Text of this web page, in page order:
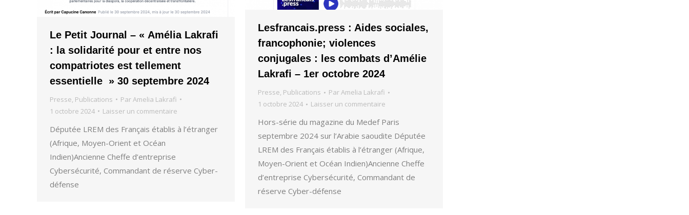
Le Petit Journal – « Amélia Lakrafi
: la solidarité pour et entre nos
compatriotes est tellement
essentielle » 30 septembre 2024
Presse Publications Par Amelia Lakrafi
1 octobre 2024
Laisser un commentaire
Députée LREM des Français établis à l’étranger
(Afrique, Moyen-Orient et Océan
Indien)Ancienne Cheffe d’entreprise
Cybersécurité, Commandant de réserve Cyber-
défense
Lesfrancais.press : Aides sociales,
francophonie; violences
conjugales : les combats d’Amélie
Lakrafi – 1er octobre 2024
Presse, Publications ParAmelia Lakrafi
1 octobre 2024
Laisser un commentaire
Hors-série du magazine du Medef Paris
septembre 2024 sur l’Arabie saoudite Députée
LREM des Français établis à l’étranger (Afrique,
Moyen-Orient et Océan Indien)Ancienne Cheffe
d’entreprise Cybersécurité, Commandant de
réserve Cyber-défense